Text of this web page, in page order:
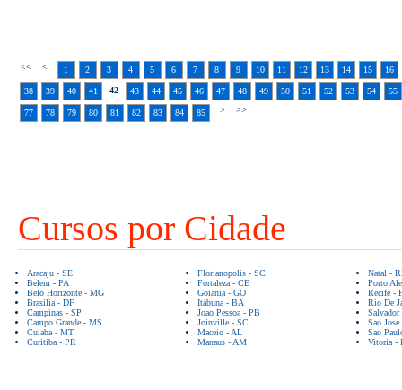
<< < 1 2 3 4 5 6 7 8 9 10 11 12 13 14 15 16
38 39 40 41 42 43 44 45 46 47 48 49 50 51 52 53 54 55
77 78 79 80 81 82 83 84 85 > >>
Cursos por Cidade
Aracaju - SE
Belem - PA
Belo Horizonte - MG
Brasilia - DF
Campinas - SP
Campo Grande - MS
Cuiaba - MT
Curitiba - PR
Florianopolis - SC
Fortaleza - CE
Goiania - GO
Itabuna - BA
Joao Pessoa - PB
Joinville - SC
Maceio - AL
Manaus - AM
Natal -
Porto
Recife -
Rio De
Sao
Sao
Vitoria -